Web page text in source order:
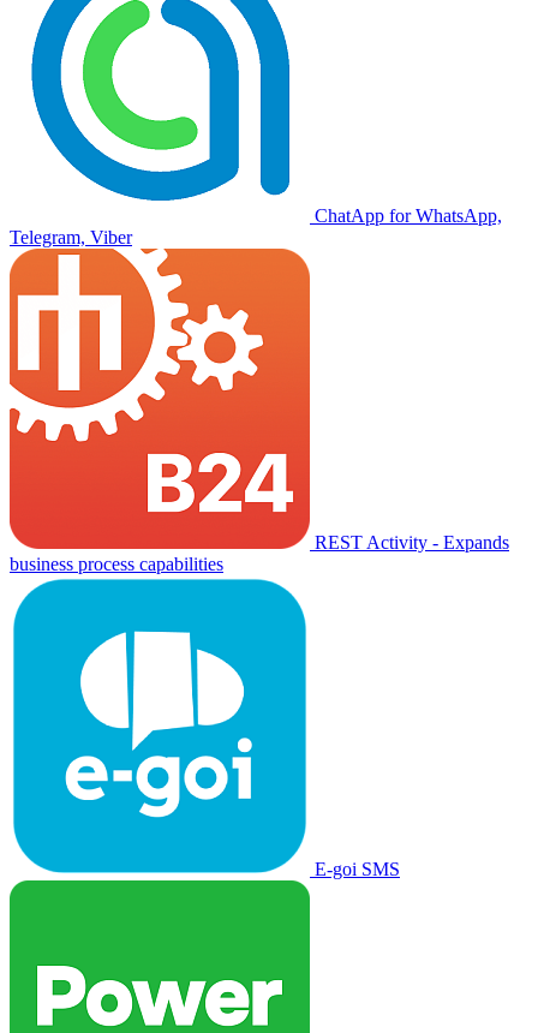
ChatApp for WhatsApp,
Telegram, Viber
REST Activity - Expands
business process capabilities
E-goi SMS